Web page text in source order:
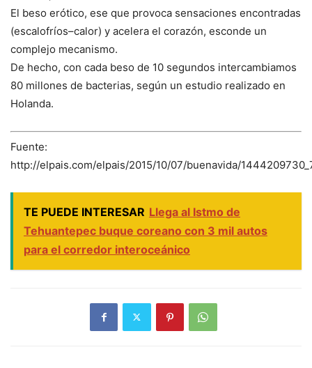
El beso erótico, ese que provoca sensaciones encontradas
(escalofríos–calor) y acelera el corazón, esconde un
complejo mecanismo.
De hecho, con cada beso de 10 segundos intercambiamos
80 millones de bacterias, según un estudio realizado en
Holanda.
Fuente:
http://elpais.com/elpais/2015/10/07/buenavida/
TE PUEDE INTERESAR Llega al Istmo de
Tehuantepec buque coreano con 3 mil autos
para el corredor interoceánico